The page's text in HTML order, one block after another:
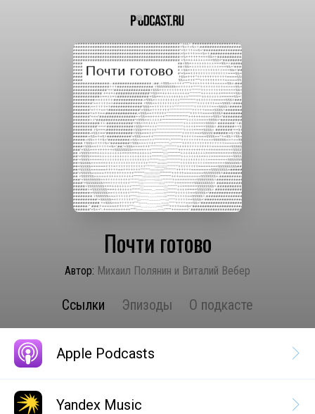
Почти готово
Автор: Михаил Полянин и Виталий Вебер
Ссылки Эпизоды О подкасте
Apple Podcasts
Yandex Music